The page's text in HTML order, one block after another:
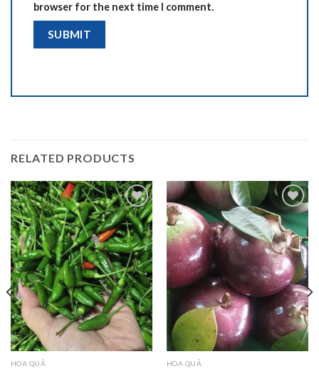
browser for the next time I comment.
RELATED PRODUCTS
Add to
wishlist
HOA QUẢ
Add to
wishlist
HOA QUẢ